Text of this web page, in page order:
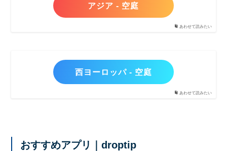
あわせて読みたい
アジア - 空庭
あわせて読みたい
西ヨーロッパ - 空庭
おすすめアプリ｜droptip